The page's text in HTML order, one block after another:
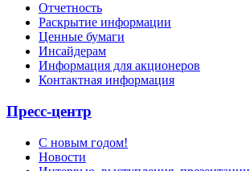
Отчетность
Раскрытие информации
Ценные бумаги
Инсайдерам
Информация для акционеров
Контактная информация
Пресс-центр
С новым годом!
Новости